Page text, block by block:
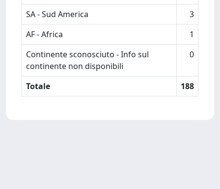
SA - Sud America
3
AF - Africa
1
Continente sconosciuto - Info sul
continente non disponibili
0
Totale 188